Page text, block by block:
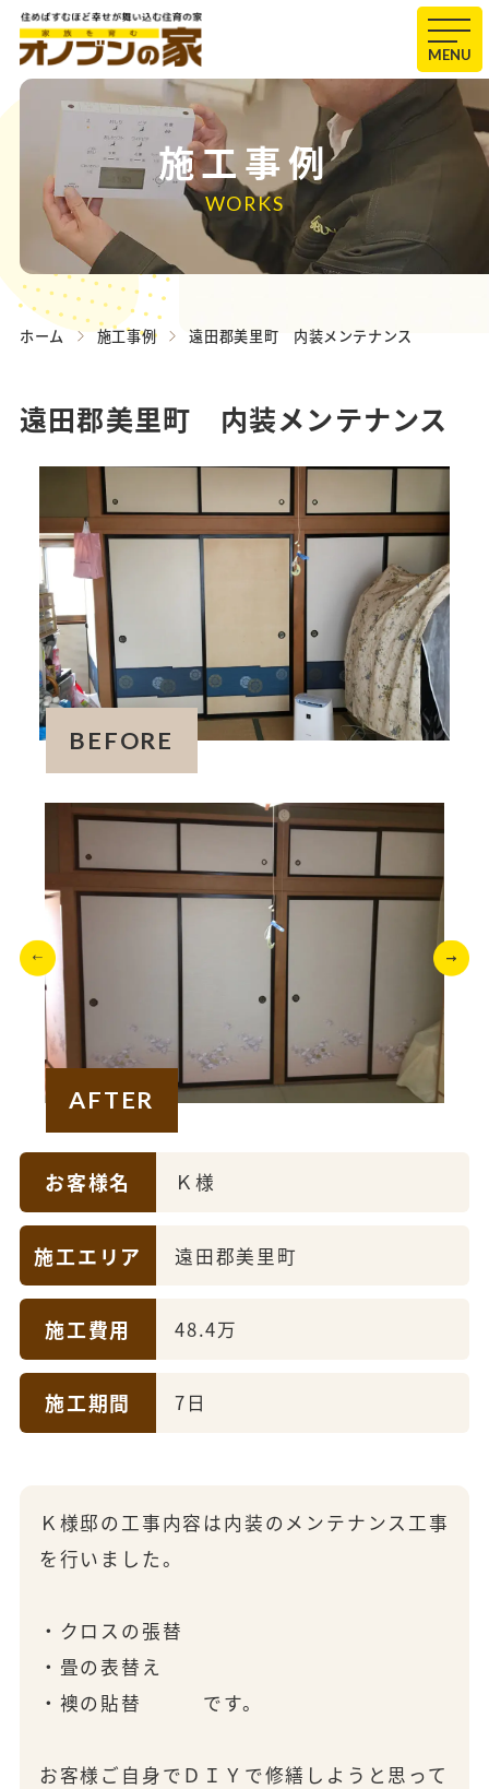
MENU
施工事例
WORKS
ホーム 施工事例 遠田郡美里町 内装メンテナンス
遠田郡美里町 内装メンテナンス
BEFORE
AFTER
お客様名 Ｋ様
施工エリア 遠田郡美里町
施工費用 48.4万
施工期間 7日
Ｋ様邸の工事内容は内装のメンテナンス工事
を行いました。
・クロスの張替
・畳の表替え
・襖の貼替 です。
お客様ご自身でＤＩＹで修繕しようと思って